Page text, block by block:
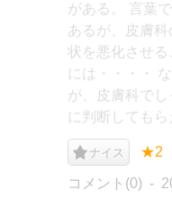
がある。 言葉
あるが、皮膚
状を悪化させ
には・・・・
が、皮膚科で
に判断しても
ナイス ★2
コメント(0)